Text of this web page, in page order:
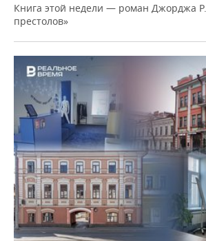
Книга этой недели — роман Джорджа
престолов»